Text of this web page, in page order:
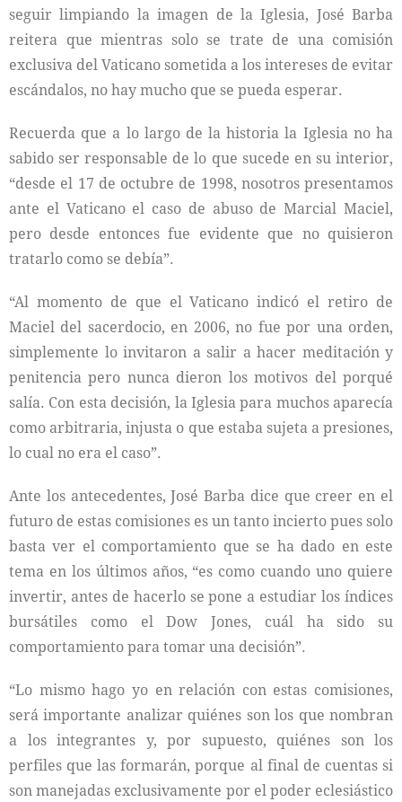
seguir limpiando la imagen de la Iglesia, José Barba
reitera que mientras solo se trate de una comisión
exclusiva del Vaticano sometida a los intereses de evitar
escándalos, no hay mucho que se pueda esperar.
Recuerda que a lo largo de la historia la Iglesia no ha
sabido ser responsable de lo que sucede en su interior,
“desde el 17 de octubre de 1998, nosotros presentamos
ante el Vaticano el caso de abuso de Marcial Maciel,
pero desde entonces fue evidente que no quisieron
tratarlo como se debía”.
“Al momento de que el Vaticano indicó el retiro de
Maciel del sacerdocio, en 2006, no fue por una orden,
simplemente lo invitaron a salir a hacer meditación y
penitencia pero nunca dieron los motivos del porqué
salía. Con esta decisión, la Iglesia para muchos aparecía
como arbitraria, injusta o que estaba sujeta a presiones,
lo cual no era el caso”.
Ante los antecedentes, José Barba dice que creer en el
futuro de estas comisiones es un tanto incierto pues solo
basta ver el comportamiento que se ha dado en este
tema en los últimos años, “es como cuando uno quiere
invertir, antes de hacerlo se pone a estudiar los índices
bursátiles como el Dow Jones, cuál ha sido su
comportamiento para tomar una decisión”.
“Lo mismo hago yo en relación con estas comisiones,
será importante analizar quiénes son los que nombran
a los integrantes y, por supuesto, quiénes son los
perfiles que las formarán, porque al final de cuentas si
son manejadas exclusivamente por el poder eclesiástico